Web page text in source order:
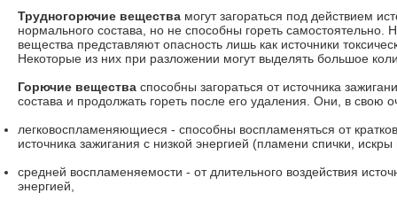
Трудногорючие вещества могут загораться под действием
нормального состава, но не способны гореть самостоятельно.
вещества представляют опасность лишь как источники
Некоторые из них при разложении могут выделять большое
Горючие вещества способны загораться от источника
состава и продолжать гореть после его удаления. Они, в свою
легковоспламеняющиеся - способны воспламеняться от
источника зажигания с низкой энергией (пламени спички, искры
средней воспламеняемости - от длительного воздействия
энергией,